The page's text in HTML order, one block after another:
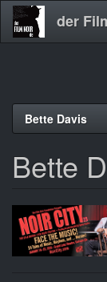
Direkt
der
Bette Davis
Bette